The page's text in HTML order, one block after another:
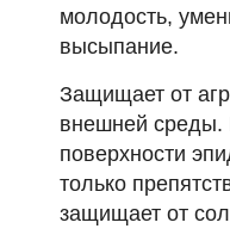
молодость,
высыпание.
Защищает от
внешней среды.
поверхности
только
защищает от